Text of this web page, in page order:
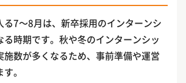
る7〜8月は、新卒採用のインターンシ
る時期です。秋や冬のインターンシッ
施数が多くなるため、事前準備や運営
。